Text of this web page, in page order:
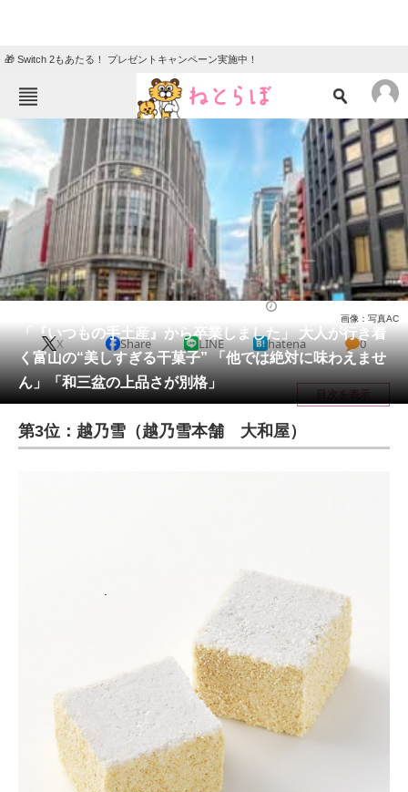
🎁 Switch 2もあたる！ プレゼントキャンペーン実施中！
ねとらぼメニュー
TOP
エンタメ
グルメ 地域
住まい 教育・育児
動物 リサーチ
会員記事
メディア
注目記事を集めた総合ページ
ITの今と未来を見通す
企業ITのトレンドを詳説
経営リーダーのコミュニティ
マーケ×ITの今がよく分かる
「『いつもの手土産』から卒業しました」 大人が行き着
く富山の“美しすぎる干菓子” 「他では絶対に味わえませ
ん」「和三盆の上品さが別格」
画像：写真AC
X Share LINE hatena 0
目次を表示
第3位：越乃雪（越乃雪本舗 大和屋）